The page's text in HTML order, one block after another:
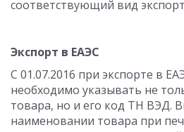
соответствующий вид
Экспорт в ЕАЭС
С 01.07.2016 при экспорте в
необходимо указывать не
товара, но и его код ТН ВЭД.
наименовании товара при